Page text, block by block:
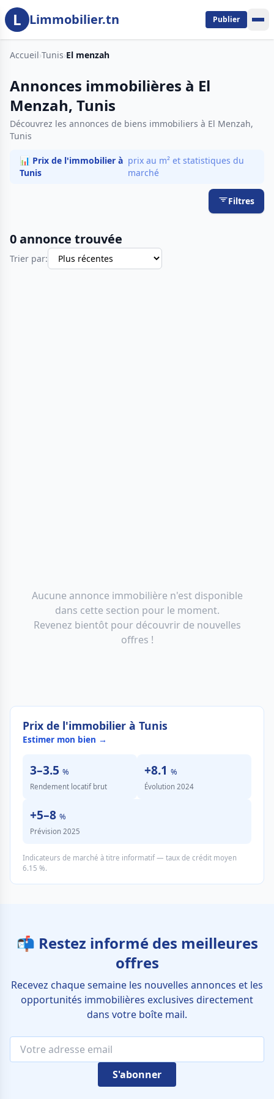
Aller au contenu principal
L Limmobilier.tn Publier
Accueil›Tunis›El menzah
Annonces immobilières à El
Menzah, Tunis
Découvrez les annonces de biens immobiliers à El Menzah,
Tunis
📊 Prix de l'immobilier à
Tunis
prix au m² et statistiques du
marché
Filtres
0 annonce trouvée
Trier par:
Aucune annonce immobilière n'est disponible
dans cette section pour le moment.
Revenez bientôt pour découvrir de nouvelles
offres !
Prix de l'immobilier à Tunis
Estimer mon bien →
3–3.5 %
Rendement locatif brut
+8.1 %
Évolution 2024
+5–8 %
Prévision 2025
Indicateurs de marché à titre informatif — taux de crédit moyen
6.15 %.
📬 Restez informé des meilleures
offres
Recevez chaque semaine les nouvelles annonces et les
opportunités immobilières exclusives directement
dans votre boîte mail.
S'abonner